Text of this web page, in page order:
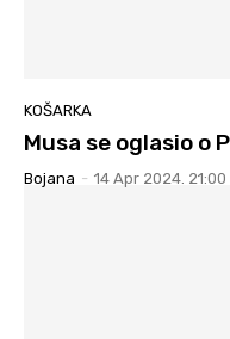
KOŠARKA
Musa se oglasio o
Bojana - 14 Apr 2024. 21:00